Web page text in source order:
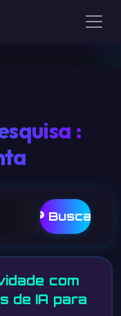
:
🔎 Buscar
com
de IA para